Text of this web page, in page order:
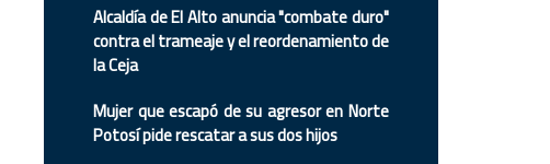
Alcaldía de El Alto anuncia "combate duro"
contra el trameaje y el reordenamiento de
la Ceja
Mujer que escapó de su agresor en Norte
Potosí pide rescatar a sus dos hijos